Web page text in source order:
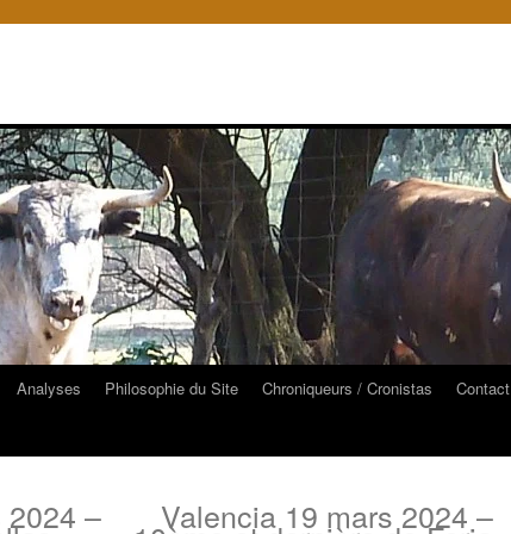
Analyses Philosophie du Site Chroniqueurs / Cronistas Contact
2024 – Valencia 19 mars 2024 –